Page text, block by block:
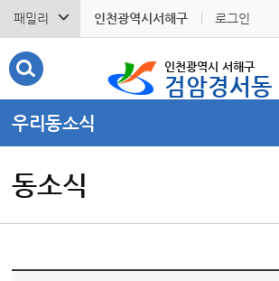
패밀리 인천광역시서해구 로그인
인천광역시 서해구
검암경서동
우리동소식
동소식